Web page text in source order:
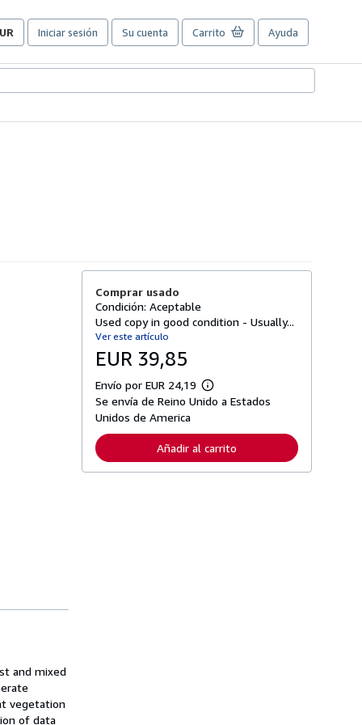
Iniciar sesión Su cuenta Carrito Ayuda
and mixed
vegetation
of data
Comprar usado
Condición: Aceptable
Used copy in good condition - Usually...
Ver este artículo
EUR 39,85
Envío por EUR 24,19
M
á
f
o
r
Se envía de Reino Unido a Estados
Unidos de America
Añadir al carrito